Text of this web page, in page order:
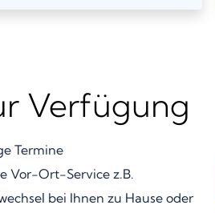
Verfügung
Termine
Vor-Ort-Service z.B.
bei Ihnen zu Hause oder